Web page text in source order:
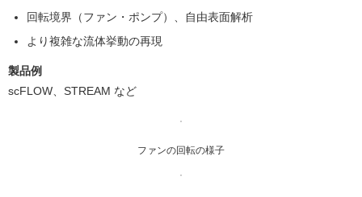
回転境界（ファン・ポンプ）、自由表面解析
より複雑な流体挙動の再現
製品例
scFLOW、STREAM など
ファンの回転の様子